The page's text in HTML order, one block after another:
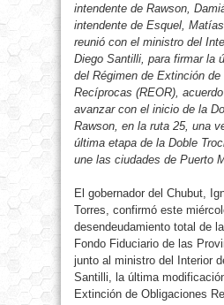
intendente de Rawson,
intendente de Esquel,
reunió con el ministro del
Diego Santilli, para firmar la
del Régimen de Extinción de
Recíprocas (REOR),
avanzar con el inicio de la
Rawson, en la ruta 25, una
última etapa de la Doble
une las ciudades de Puerto
El gobernador del Chubut,
Torres, confirmó este
desendeudamiento total de
Fondo Fiduciario de las
junto al ministro del Interior
Santilli, la última
Extinción de Obligaciones